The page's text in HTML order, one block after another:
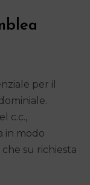
per il
c.c.,
in modo
su richiesta